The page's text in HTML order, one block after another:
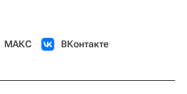
МАКС ВКонтакте